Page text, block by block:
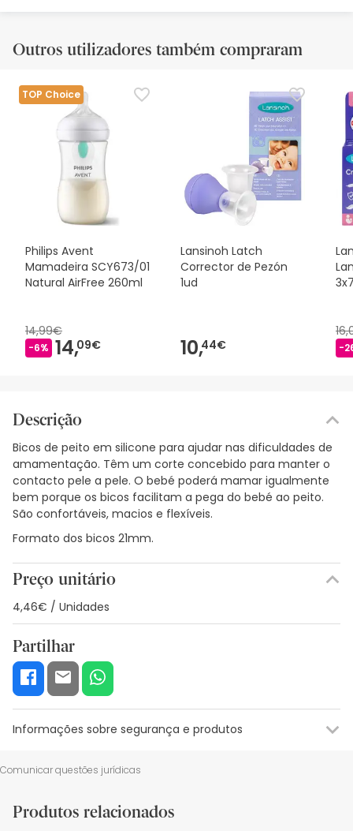
Outros utilizadores também compraram
TOP Choice
Philips Avent
Mamadeira SCY673/01
Natural AirFree 260ml
14,99€
-6% 14,09€
Lansinoh Latch
Corrector de Pezón
1ud
10,44€ -
Descrição
Bicos de peito em silicone para ajudar nas dificuldades de
amamentação. Têm um corte concebido para manter o
contacto pele a pele. O bebé poderá mamar igualmente
bem porque os bicos facilitam a pega do bebé ao peito.
São confortáveis, macios e flexíveis.
Formato dos bicos 21mm.
Preço unitário
4,46€ / Unidades
Partilhar
Informações sobre segurança e produtos
Recursos de segurança visual
De momento, não dispomos de imagens de segurança
Comunicar questões jurídicas
Produtos relacionados